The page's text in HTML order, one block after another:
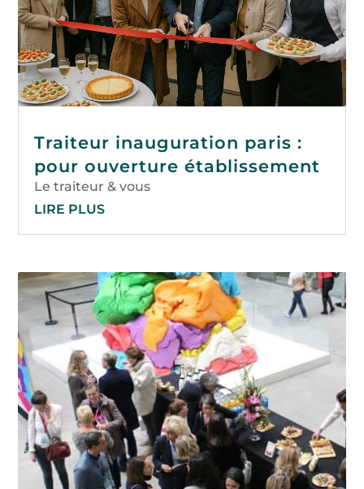
Traiteur inauguration paris :
pour ouverture établissement
Le traiteur & vous
LIRE PLUS